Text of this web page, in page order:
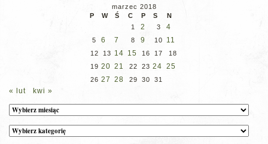
marzec 2018
P
W Ś C P S
N
1
2 3 4
5 6 7 8 9 10 11
12 13 14 15 16 17
18
19 20 21 22 23 24 25
26 27 28 29 30 31
« lut kwi »
Archiwum
Kategorie
wpisów